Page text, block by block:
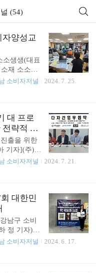
(54)
자양성교
소생생(대표
재 소소생
행인을 초
한 오리엔테
, 포노사피
경영을
살리기를 리
, 소소생생
션에서 기사
웠고 단시
말 재미있
소비자저널
2024. 7. 25.
대 프로
략적 업
출을 위한
기자](주)소
강남구 소
기 대 프로
명) , STAR
대표
정)은 상호
협약서에
발행인은
습니다. 앞
고 소소생
소비자저널
2024. 7. 21.
대한민
남구 소비
정 기자)가
수대상 시상
상을 수상
소비자저널
2024. 6. 17.